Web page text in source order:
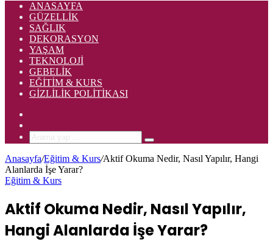
ANASAYFA
GÜZELLIK
SAĞLIK
DEKORASYON
YAŞAM
TEKNOLOJI
GEBELIK
EĞITIM & KURS
GIZLILIK POLITIKASI
Arama
yap
...
Anasayfa/Eğitim & Kurs/Aktif Okuma Nedir, Nasıl Yapılır, Hangi
Alanlarda İşe Yarar?
Eğitim & Kurs
Aktif Okuma Nedir, Nasıl Yapılır,
Hangi Alanlarda İşe Yarar?